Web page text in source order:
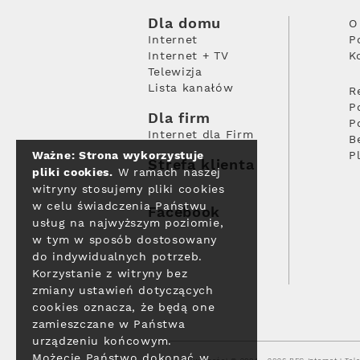
Dla domu
Internet
Internet + TV
Telewizja
Lista kanałów
Dla firm
Internet dla Firm
Strefa klienta
Facebook
Ważne: Strona wykorzystuje
pliki cookies. W ramach naszej
witryny stosujemy pliki cookies
w celu świadczenia Państwu
usług na najwyższym poziomie,
w tym w sposób dostosowany
do indywidualnych potrzeb.
Korzystanie z witryny bez
zmiany ustawień dotyczących
cookies oznacza, że będą one
zamieszczane w Państwa
urządzeniu końcowym.